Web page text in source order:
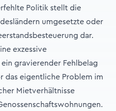
Politik stellt die
umgesetzte oder
dar.
exzessive
gravierender Fehlbelag
das eigentliche Problem im
Mietverhältnisse